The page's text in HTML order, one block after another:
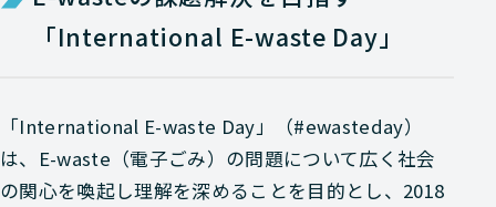
「International E-waste Day」
「International E-waste Day」（#ewasteday）
は、E-waste（電子ごみ）の問題について広く社会
の関心を喚起し理解を深めることを目的とし、2018